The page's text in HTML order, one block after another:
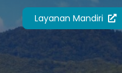
Layanan Mandiri